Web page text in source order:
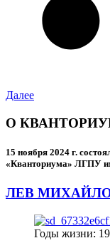
Далее
О
15 ноября 2024 г.
«Кванториума» ЛГПУ
ЛЕВ
Годы жизни: